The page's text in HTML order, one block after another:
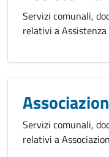
Servizi comunali,
relativi a Assistenza
Servizi comunali,
relativi a